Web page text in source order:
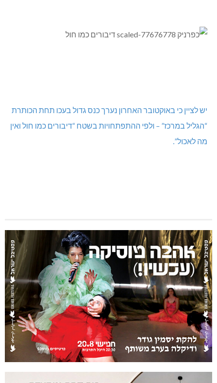
יש לציין כי באוקטובר האחרון נערך כנס גדול בעכו תחת הכותרת
“הגליל במרכז” – ולפי ההתפתחויות בשטח “דיבורים כמו חול ואין
מה לאכול”.